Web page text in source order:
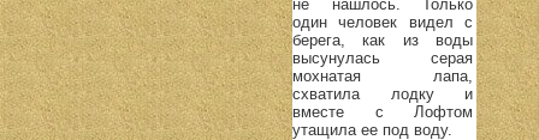
не нашлось. Только
один человек видел с
берега, как из воды
высунулась серая
мохнатая лапа,
схватила лодку и
вместе с Лофтом
утащила ее под воду.